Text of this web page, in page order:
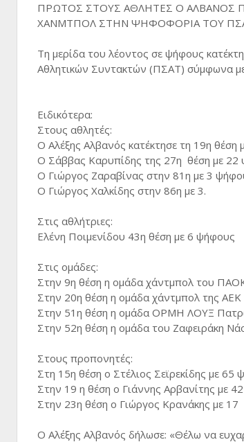
ΠΡΩΤΟΣ ΣΤΟΥΣ ΑΘΛΗΤΕΣ Ο ΑΛΒΑΝΟΣ
ΧΑΝΜΤΠΟΛ ΣΤΗΝ ΨΗΦΟΦΟΡΙΑ ΤΟΥ
Τη μερίδα του λέοντος σε ψήφους
Αθλητικών Συντακτών (ΠΣΑΤ) σύμφωνα
Ειδικότερα:
Στους αθλητές:
Ο Αλέξης Αλβανός κατέκτησε τη 19η
Ο Σάββας Καρυπίδης της 27η θέση με 22
Ο Γιώργος Ζαραβίνας στην 81η με 3
Ο Γιώργος Χαλκίδης στην 86η με 3.
Στις αθλήτριες:
Ελένη Ποιμενίδου 43η θέση με 6 ψήφους
Στις ομάδες:
Στην 9η θέση η ομάδα χάντμπολ του
Στην 20η θέση η ομάδα χάντμπολ της ΑΕΚ
Στην 51η θέση η ομάδα ΟΡΜΗ ΛΟΥΞ
Στην 52η θέση η ομάδα του Ζαφειράκη
Στους προπονητές:
Στη 15η θέση ο Στέλιος Σεϊρεκίδης με 65
Στην 19 η θέση ο Γιάννης Αρβανίτης με 42
Στην 23η θέση ο Γιώργος Κρανάκης με 17
Ο Αλέξης Αλβανός δήλωσε: «Θέλω να